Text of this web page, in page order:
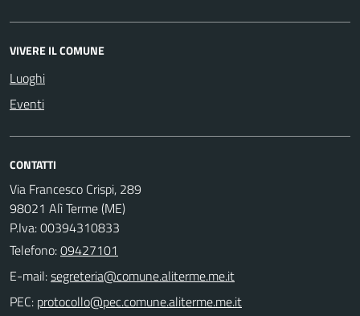
VIVERE IL COMUNE
Luoghi
Eventi
CONTATTI
Via Francesco Crispi, 289
98021 Alì Terme (ME)
P.Iva: 00394310833
Telefono:09427101
E-mail:
PEC: